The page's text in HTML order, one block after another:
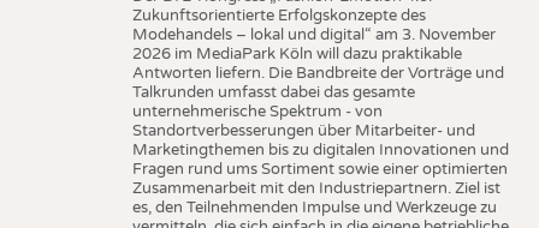
Zukunftsorientierte Erfolgskonzepte des
Modehandels – lokal und digital“ am 3. November
2026 im MediaPark Köln will dazu praktikable
Antworten liefern. Die Bandbreite der Vorträge und
Talkrunden umfasst dabei das gesamte
unternehmerische Spektrum - von
Standortverbesserungen über Mitarbeiter- und
Marketingthemen bis zu digitalen Innovationen und
Fragen rund ums Sortiment sowie einer optimierten
Zusammenarbeit mit den Industriepartnern. Ziel ist
es, den Teilnehmenden Impulse und Werkzeuge zu